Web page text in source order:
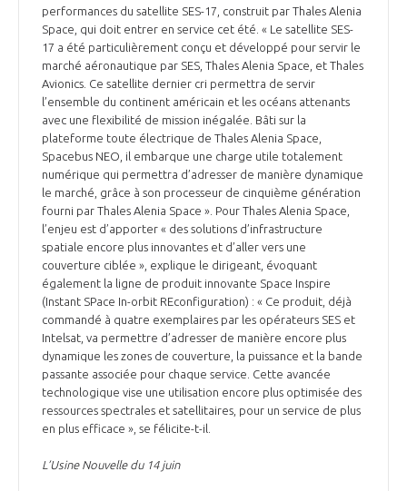
performances du satellite SES-17, construit par Thales Alenia
Space, qui doit entrer en service cet été. « Le satellite SES-
17 a été particulièrement conçu et développé pour servir le
marché aéronautique par SES, Thales Alenia Space, et Thales
Avionics. Ce satellite dernier cri permettra de servir
l’ensemble du continent américain et les océans attenants
avec une flexibilité de mission inégalée. Bâti sur la
plateforme toute électrique de Thales Alenia Space,
Spacebus NEO, il embarque une charge utile totalement
numérique qui permettra d’adresser de manière dynamique
le marché, grâce à son processeur de cinquième génération
fourni par Thales Alenia Space ». Pour Thales Alenia Space,
l’enjeu est d’apporter « des solutions d’infrastructure
spatiale encore plus innovantes et d’aller vers une
couverture ciblée », explique le dirigeant, évoquant
également la ligne de produit innovante Space Inspire
(Instant SPace In-orbit REconfiguration) : « Ce produit, déjà
commandé à quatre exemplaires par les opérateurs SES et
Intelsat, va permettre d’adresser de manière encore plus
dynamique les zones de couverture, la puissance et la bande
passante associée pour chaque service. Cette avancée
technologique vise une utilisation encore plus optimisée des
ressources spectrales et satellitaires, pour un service de plus
en plus efficace », se félicite-t-il.
L’Usine Nouvelle du 14 juin